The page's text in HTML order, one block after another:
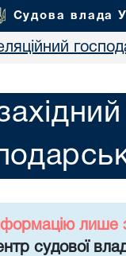
Судова влада
лише
судової